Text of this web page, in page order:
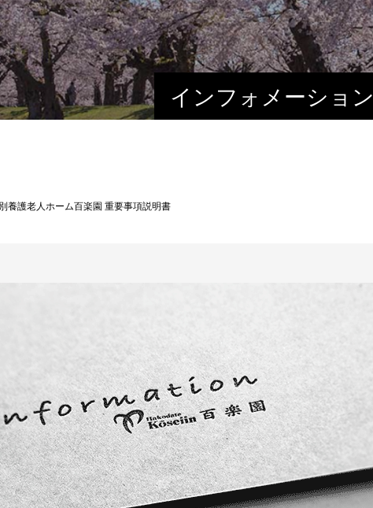
インフォメーション
養護老人ホーム百楽園 重要事項説明書